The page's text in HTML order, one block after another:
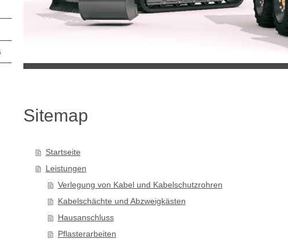
Sitemap
Startseite
Leistungen
Verlegung von Kabel und Kabelschutzrohren
Kabelschächte und Abzweigkästen
Hausanschluss
Pflasterarbeiten